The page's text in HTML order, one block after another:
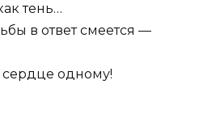
тень…
в ответ смеется —
сердце одному!